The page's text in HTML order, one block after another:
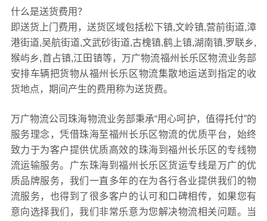
什么是送货费用？
即送货上门费用，送货区域包括松下镇,文岭镇,营前街道,漳
港街道,吴航街道,文武砂街道,古槐镇,鹤上镇,湖南镇,罗联乡,
猴屿乡,首占镇,江田镇等，万广物流福州长乐区物流业务部
安排车辆把货物从福州长乐区物流集散地运送到指定的收
货地点，期间产生的费用称为送货费。
万广物流公司珠海物流业务部秉承“用心呵护，值得托付”的
服务理念，凭借珠海至福州长乐区物流的优质平台，始终
致力于为客户提供优质高效的珠海到福州长乐区的专线物
流运输服务。广东珠海到福州长乐区货运专线是万广的优
质品牌服务，我们一直多年的在为各行各业提供我们的物
流服务，也得到了很多客户的认可和口碑相传，如果您有
意向选择我们，我们非常乐意为您解决物流相关问题。当